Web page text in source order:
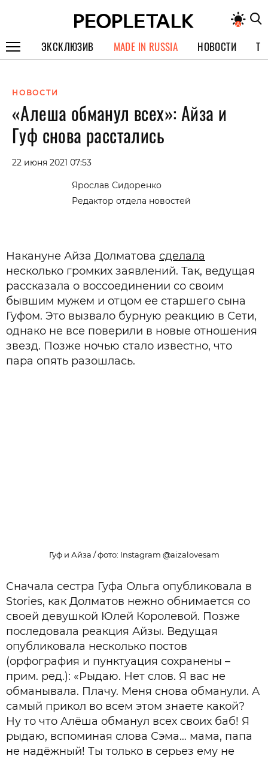
ЭКСКЛЮЗИВ
СПЕЦПРОЕКТЫ
ИНТЕРВЬЮ
ПОКОЛЕНИЕ
MADE IN RUSSIA НОВОСТИ
НОВОСТИ
«Алеша обманул всех»: Айза и
Гуф снова расстались
22 июня 2021 07:53
Ярослав Сидоренко
Редактор отдела новостей
Накануне Айза Долматова сделала
несколько громких заявлений. Так, ведущая
рассказала о воссоединении со своим
бывшим мужем и отцом ее старшего сына
Гуфом. Это вызвало бурную реакцию в Сети,
однако не все поверили в новые отношения
звезд. Позже ночью стало известно, что
пара опять разошлась.
Гуф и Айза / фото: Instagram @aizalovesam
Сначала сестра Гуфа Ольга опубликовала в
Stories, как Долматов нежно обнимается со
своей девушкой Юлей Королевой. Позже
последовала реакция Айзы. Ведущая
опубликовала несколько постов
(орфография и пунктуация сохранены –
прим. ред.): «Рыдаю. Нет слов. Я вас не
обманывала. Плачу. Меня снова обманули. А
самый прикол во всем этом знаете какой?
Ну то что Алёша обманул всех своих баб! Я
рыдаю, вспоминая слова Сэма… мама, папа
не надёжный! Ты только в серьез ему не